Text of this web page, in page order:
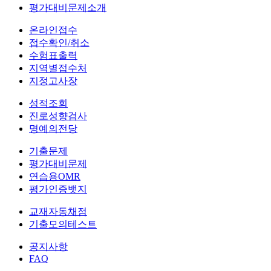
평가대비문제소개
온라인접수
접수확인/취소
수험표출력
지역별접수처
지정고사장
성적조회
진로성향검사
명예의전당
기출문제
평가대비문제
연습용OMR
평가인증뱃지
교재자동채점
기출모의테스트
공지사항
FAQ